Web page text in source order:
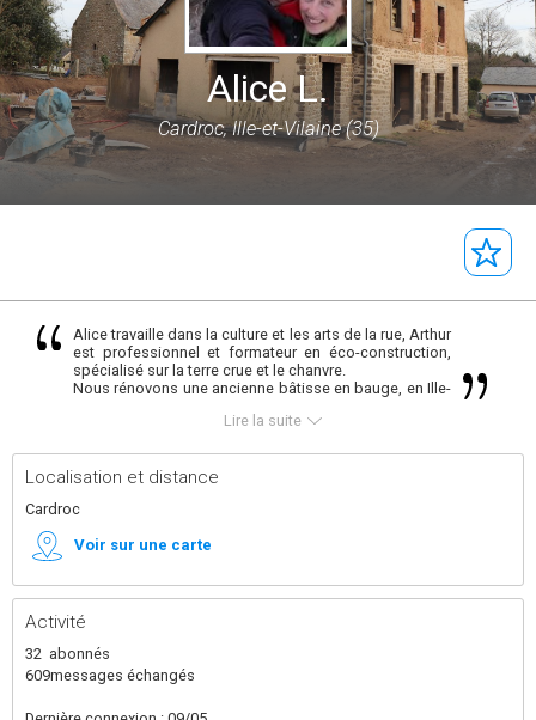
Alice L.
Cardroc, Ille-et-Vilaine (35)
Alice travaille dans la culture et les arts de la rue, Arthur
est professionnel et formateur en éco-construction,
spécialisé sur la terre crue et le chanvre.
Nous rénovons une ancienne bâtisse en bauge, en Ille-
les ressources locales, l'occasion de partager des
Lire la suite
Localisation et distance
Cardroc
Voir sur une carte
Activité
32 abonnés
609messages échangés